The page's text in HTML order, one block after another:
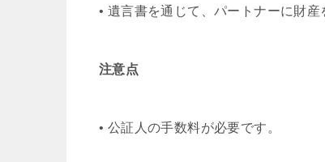
• 遺言書を通じて、パートナーに財産
注意点
• 公証人の手数料が必要です。